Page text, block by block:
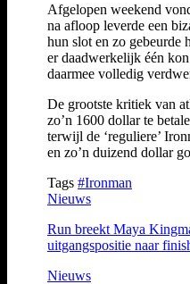
Afgelopen weekend
na afloop leverde een
hun slot en zo gebeurde
er daadwerkelijk één
daarmee volledig
De grootste kritiek van
zo’n 1600 dollar te
terwijl de ‘reguliere’
en zo’n duizend dollar
Tags #Ironman
Nieuws
Run breekt Maya
uitgangspositie naar
Nieuws